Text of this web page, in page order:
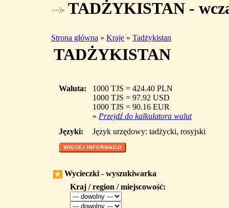
TADŻYKISTAN -
Strona główna » Kraje » Tadżykistan
TADŻYKISTAN
Waluta:
1000 TJS = 424.40 PLN
1000 TJS = 97.92 USD
1000 TJS = 90.16 EUR
» Przejdź do kalkulatora walut
Języki:
Język urzędowy: tadżycki, rosyjski
Wycieczki - wyszukiwarka
Kraj / region / miejscowość: